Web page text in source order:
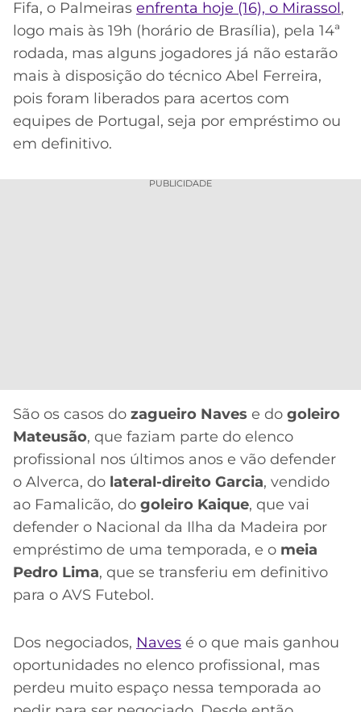
2026
GRÊMIO
ATLÉTICO
MG
CRUZEIRO
LALIGA
Fifa, o Palmeiras enfrenta hoje (16), o Mirassol,
logo mais às 19h (horário de Brasília), pela 14ª
rodada, mas alguns jogadores já não estarão
mais à disposição do técnico Abel Ferreira,
pois foram liberados para acertos com
equipes de Portugal, seja por empréstimo ou
em definitivo.
PUBLICIDADE
São os casos do zagueiro Naves e do goleiro
Mateusão, que faziam parte do elenco
profissional nos últimos anos e vão defender
o Alverca, do lateral-direito Garcia, vendido
ao Famalicão, do goleiro Kaique, que vai
defender o Nacional da Ilha da Madeira por
empréstimo de uma temporada, e o meia
Pedro Lima, que se transferiu em definitivo
para o AVS Futebol.
Dos negociados, Naves é o que mais ganhou
oportunidades no elenco profissional, mas
perdeu muito espaço nessa temporada ao